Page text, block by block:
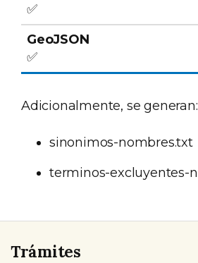
✅
✅
Adicionalmente, se generan:
sinonimos-nombres.txt
terminos-excluyentes-
Trámites